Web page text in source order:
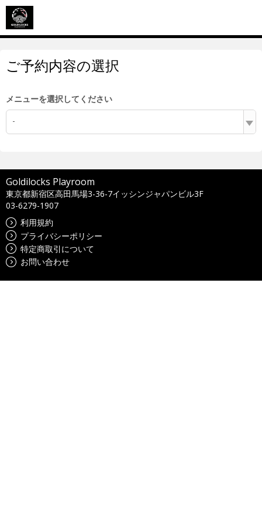
ご予約内容の選択
メニューを選択してください
-
Goldilocks Playroom
東京都新宿区高田馬場3-36-7イッシンジャパンビル3F
03-6279-1907
利用規約
プライバシーポリシー
特定商取引について
お問い合わせ